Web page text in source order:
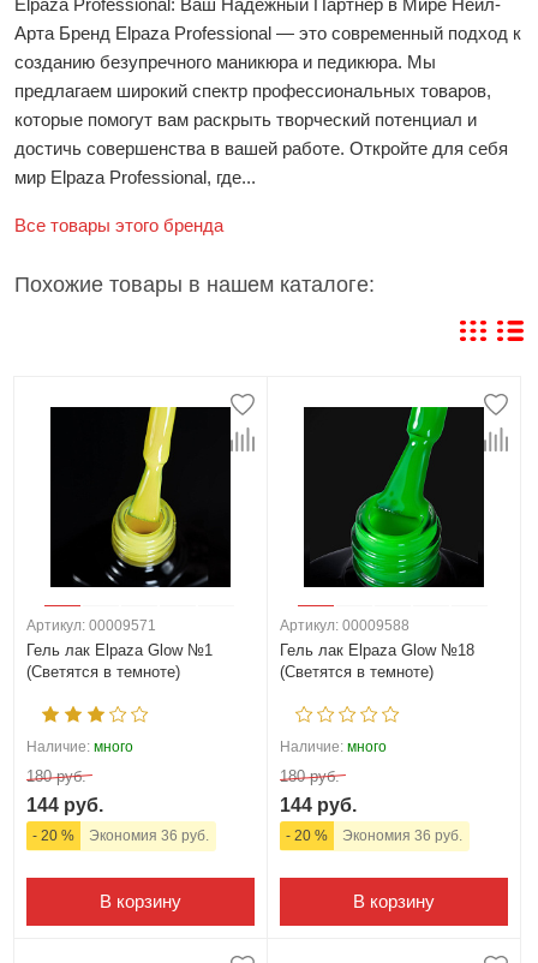
Elpaza Professional: Ваш Надежный Партнер в Мире Нейл-
Арта Бренд Elpaza Professional — это современный подход к
созданию безупречного маникюра и педикюра. Мы
предлагаем широкий спектр профессиональных товаров,
которые помогут вам раскрыть творческий потенциал и
достичь совершенства в вашей работе. Откройте для себя
мир Elpaza Professional, где...
Все товары этого бренда
Похожие товары в нашем каталоге:
Артикул: 00009571
Гель лак Elpaza Glow №1
(Светятся в темноте)
Наличие: много
180 руб.
144 руб.
- 20 % Экономия 36 руб.
В корзину
Артикул: 00009588
Гель лак Elpaza Glow №18
(Светятся в темноте)
Наличие: много
180 руб.
144 руб.
- 20 % Экономия 36 руб.
В корзину